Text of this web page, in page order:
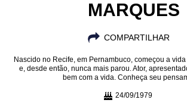
MENSAGENS DE
MARQUES
COMPARTILHAR
Nascido no Recife, em Pernambuco, começou a
e, desde então, nunca mais parou. Ator,
bem com a vida. Conheça seu
24/09/1979